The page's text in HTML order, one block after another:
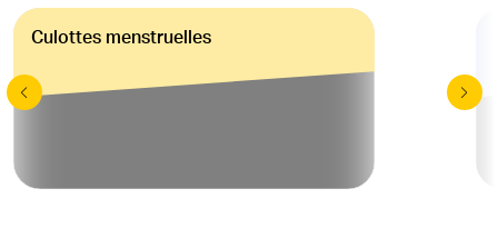
Culottes menstruelles